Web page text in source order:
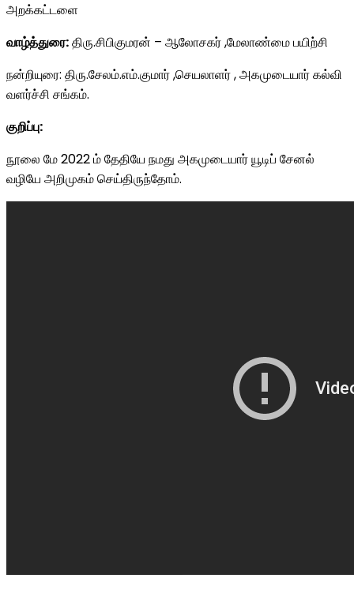
அறக்கட்டளை
வாழ்த்துரை:திரு.சிபிகுமரன் – ஆலோசகர் ,மேலாண்மை பயிற்சி
நன்றியுரை: திரு.சேலம்.எம்.குமார் ,செயலாளர் , அகமுடையார் கல்வி
வளர்ச்சி சங்கம்.
குறிப்பு:
நூலை மே 2022 ம் தேதியே நமது அகமுடையார் யூடிப் சேனல்
வழியே அறிமுகம் செய்திருந்தோம்.